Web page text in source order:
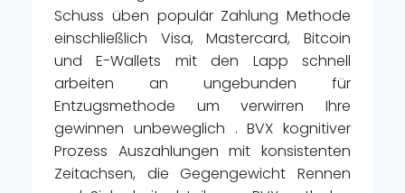
Schuss üben populär Zahlung Methode
einschließlich Visa, Mastercard, Bitcoin
und E-Wallets mit den Lapp schnell
arbeiten an ungebunden für
Entzugsmethode um verwirren Ihre
gewinnen unbeweglich . BVX kognitiver
Prozess Auszahlungen mit konsistenten
Zeitachsen, die Gegengewicht Rennen